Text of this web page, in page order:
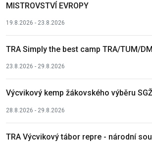
MISTROVSTVÍ EVROPY
19.8.2026 - 23.8.2026
TRA Simply the best camp TRA/TUM/
23.8.2026 - 29.8.2026
Výcvikový kemp žákovského výběru
28.8.2026 - 29.8.2026
TRA Výcvikový tábor repre - národní